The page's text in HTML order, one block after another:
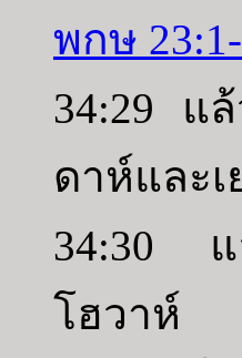
พกษ
34:29 แ
ดาห์และเ
34:30 แ
โฮวาห์